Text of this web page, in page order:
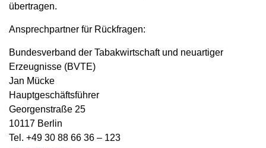
übertragen.
Ansprechpartner für Rückfragen:
Bundesverband der Tabakwirtschaft und neuartiger
Erzeugnisse (BVTE)
Jan Mücke
Hauptgeschäftsführer
Georgenstraße 25
10117 Berlin
Tel. +49 30 88 66 36 – 123